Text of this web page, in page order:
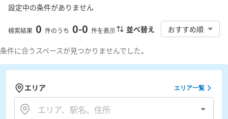
設定中の条件がありません
検索結果 0 件のうち 0-0 件を表示 並べ替え おすすめ順
条件に合うスペースが見つかりませんでした。
エリア エリア一覧